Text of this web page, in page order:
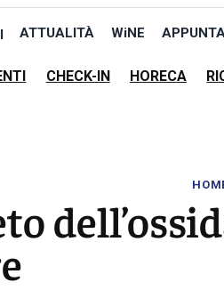
ATTUALITÀ WiNE
CHECK-IN HORECA